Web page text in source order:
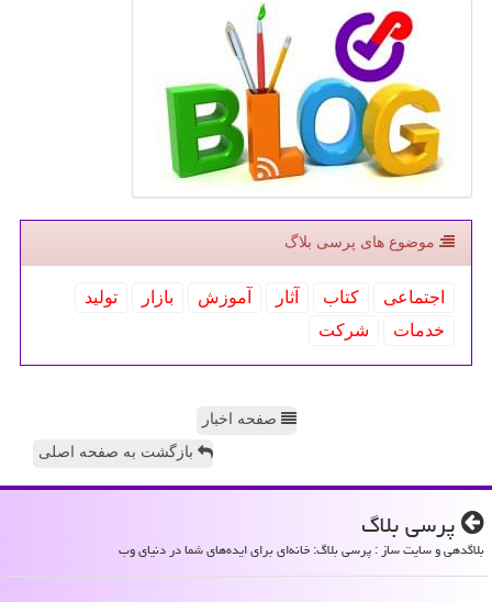
موضوع های پرسی بلاگ
اجتماعی كتاب آثار آموزش بازار
تولید
خدمات
شركت
صفحه اخبار
بازگشت به صفحه اصلی
پرسی بلاگ
بلاگدهی و سایت ساز : پرسی بلاگ: خانه‌ای برای ایده‌های شما در دنیای وب